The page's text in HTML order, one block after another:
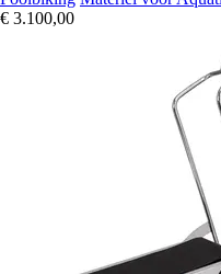
€ 3.100,00